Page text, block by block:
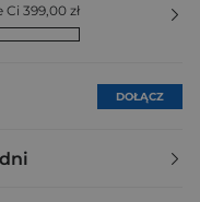
399,00 zł
DOŁĄCZ